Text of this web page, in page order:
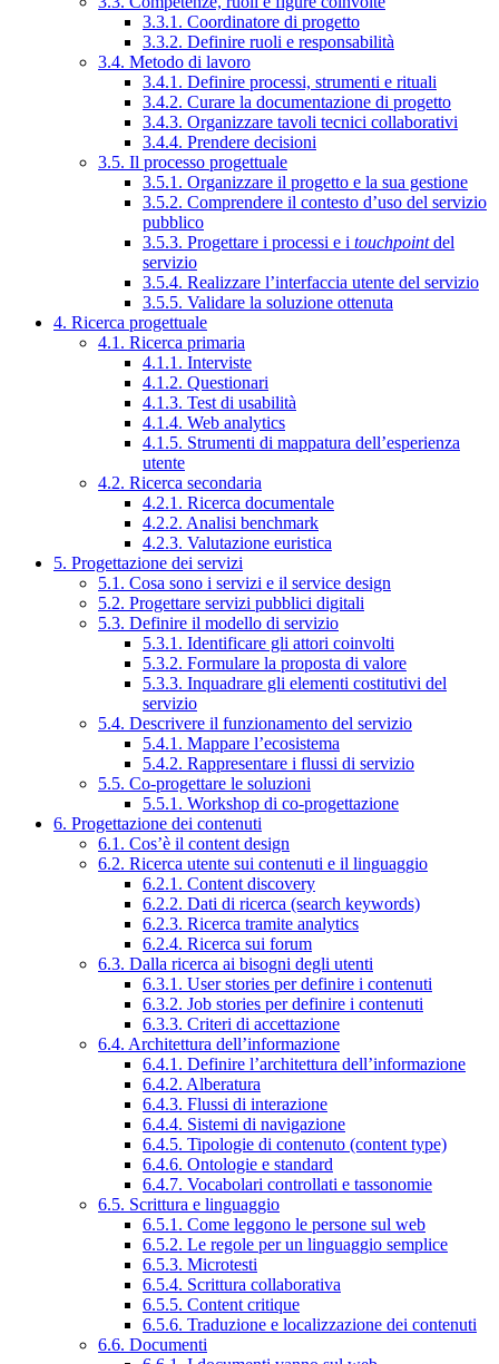
3.3.1. Coordinatore di progetto
3.3.2. Definire ruoli e responsabilità
3.4. Metodo di lavoro
3.4.1. Definire processi, strumenti e rituali
3.4.2. Curare la documentazione di progetto
3.4.3. Organizzare tavoli tecnici collaborativi
3.4.4. Prendere decisioni
3.5. Il processo progettuale
3.5.1. Organizzare il progetto e la sua gestione
3.5.2. Comprendere il contesto d’uso del servizio
pubblico
3.5.3. Progettare i processi e i touchpointdel
servizio
3.5.4. Realizzare l’interfaccia utente del servizio
3.5.5. Validare la soluzione ottenuta
4. Ricerca progettuale
4.1. Ricerca primaria
4.1.1. Interviste
4.1.2. Questionari
4.1.3. Test di usabilità
4.1.4. Web analytics
4.1.5. Strumenti di mappatura dell’esperienza
utente
4.2. Ricerca secondaria
4.2.1. Ricerca documentale
4.2.2. Analisi benchmark
4.2.3. Valutazione euristica
5. Progettazione dei servizi
5.1. Cosa sono i servizi e il service design
5.2. Progettare servizi pubblici digitali
5.3. Definire il modello di servizio
5.3.1. Identificare gli attori coinvolti
5.3.2. Formulare la proposta di valore
5.3.3. Inquadrare gli elementi costitutivi del
servizio
5.4. Descrivere il funzionamento del servizio
5.4.1. Mappare l’ecosistema
5.4.2. Rappresentare i flussi di servizio
5.5. Co-progettare le soluzioni
5.5.1. Workshop di co-progettazione
6. Progettazione dei contenuti
6.1. Cos’è il content design
6.2. Ricerca utente sui contenuti e il linguaggio
6.2.1. Content discovery
6.2.2. Dati di ricerca (search keywords)
6.2.3. Ricerca tramite analytics
6.2.4. Ricerca sui forum
6.3. Dalla ricerca ai bisogni degli utenti
6.3.1. User stories per definire i contenuti
6.3.2. Job stories per definire i contenuti
6.3.3. Criteri di accettazione
6.4. Architettura dell’informazione
6.4.1. Definire l’architettura dell’informazione
6.4.2. Alberatura
6.4.3. Flussi di interazione
6.4.4. Sistemi di navigazione
6.4.5. Tipologie di contenuto (content type)
6.4.6. Ontologie e standard
6.4.7. Vocabolari controllati e tassonomie
6.5. Scrittura e linguaggio
6.5.1. Come leggono le persone sul web
6.5.2. Le regole per un linguaggio semplice
6.5.3. Microtesti
6.5.4. Scrittura collaborativa
6.5.5. Content critique
6.5.6. Traduzione e localizzazione dei contenuti
6.6. Documenti